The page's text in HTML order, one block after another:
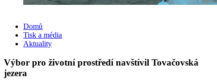
Domů
Tisk a média
Aktuality
Výbor pro životní prostředí navštívil Tovačovská
jezera